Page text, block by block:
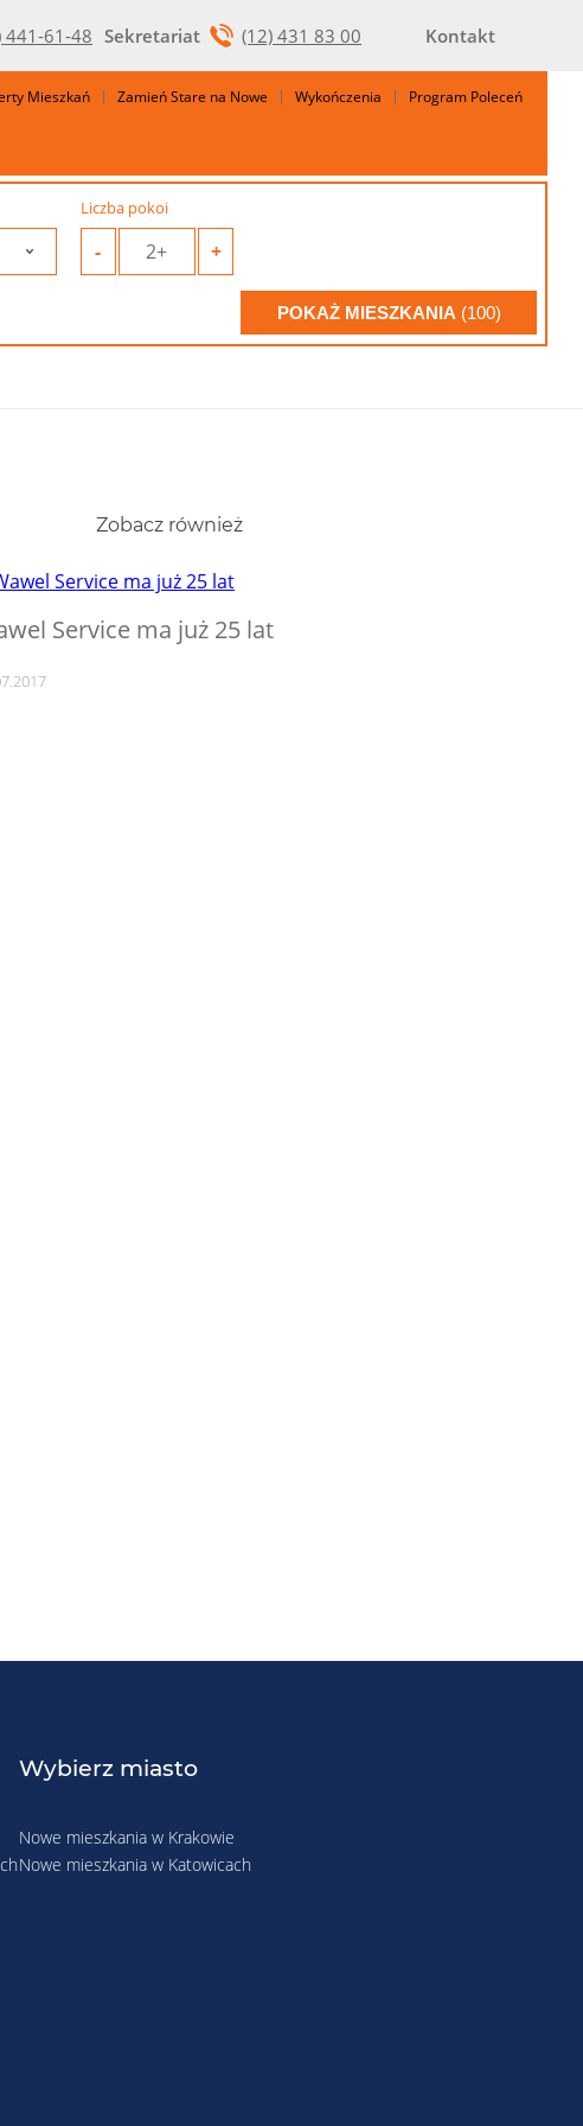
Kontakt
441-61-48 Sekretariat (12) 431 83 00
Mieszkań Zamień Stare na Nowe Wykończenia Program Poleceń
Liczba pokoi
- 2+ +
POKAŻ MIESZKANIA (100)
Zobacz również
Service ma już 25 lat
Wybierz miasto
Nowe mieszkania w Krakowie
Nowe mieszkania w Katowicach